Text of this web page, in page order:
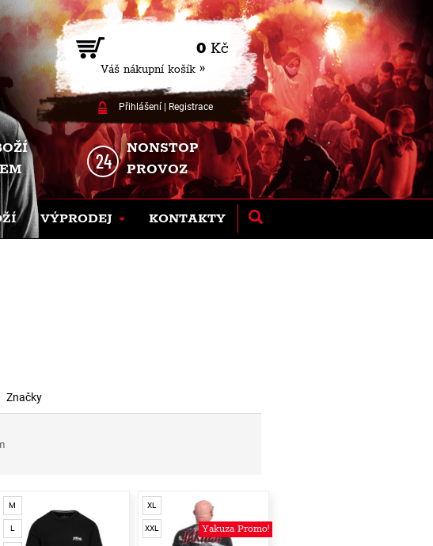
0 Kč
Váš nákupní košík »
Přihlášení| Registrace
NONSTOP
PROVOZ
VÝPRODEJ KONTAKTY
Značky
M
L Yakuza Promo!
XL
XXL